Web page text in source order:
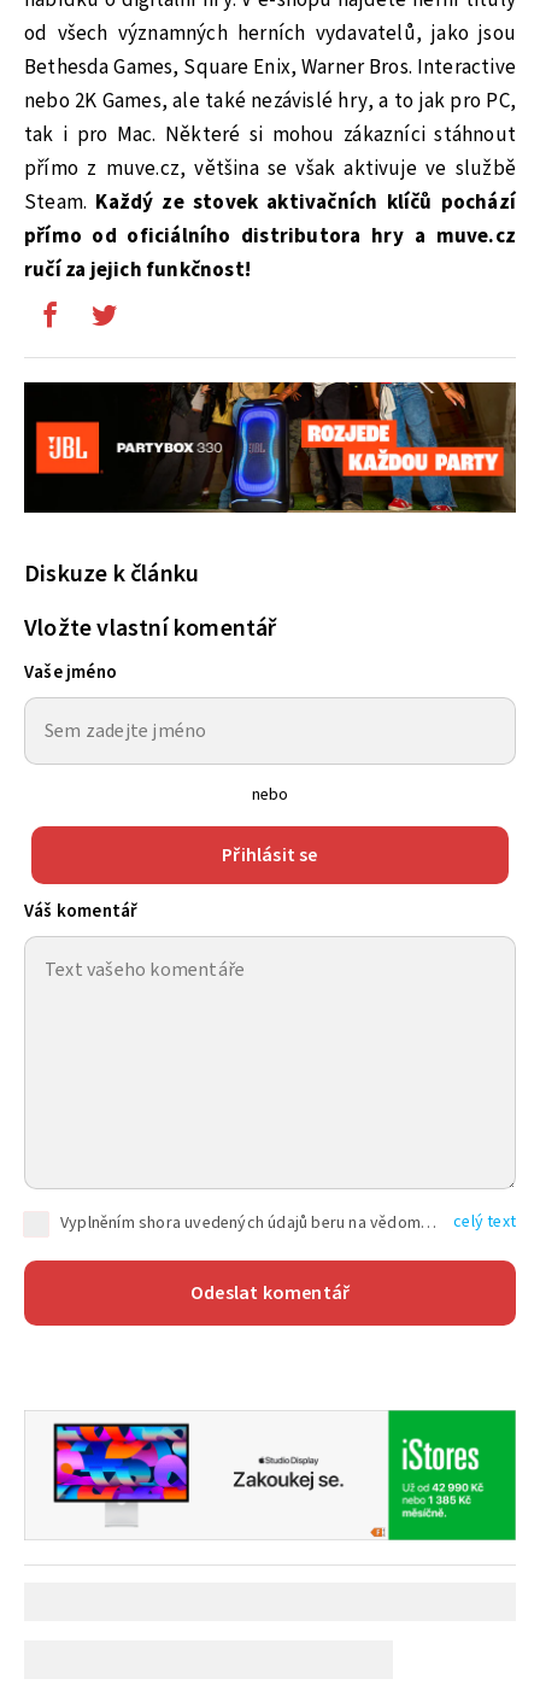
od všech významných herních vydavatelů, jako jsou
Bethesda Games, Square Enix, Warner Bros. Interactive
nebo 2K Games, ale také nezávislé hry, a to jak pro PC,
tak i pro Mac. Některé si mohou zákazníci stáhnout
přímo z muve.cz, většina se však aktivuje ve službě
Steam. Každý ze stovek aktivačních klíčů pochází
přímo od oficiálního distributora hry a muve.cz
ručí za jejich funkčnost!
Diskuze k článku
Vložte vlastní komentář
Vaše jméno
nebo
Přihlásit se
Váš komentář
Vyplněním shora uvedených údajů beru na vědomí, že společnost TEXT FACTORY s.r.o., sídlem Brno, Durďákova 336/29, Černá Pole, PSČ: 613 00, IČ: 06157831, zapsané u Krajského soudu v Brně, oddíl C, vložka 100399, bude zpracovávat mé osobní údaje uvedené v rámci mnou vyplněného registračního formuláře na základě oprávněných zájmů TEXT FACTORY s.r.o. dle čl. 6 odst. 1 písm. f) GDPR a pro splnění právních povinností (čl. 6 odst. 1 písm. c) GDPR), a to pro tyto účely: nezbytnost zajistit oprávnění návštěvníka webových stránek provozovaných společností TEXT FACTORY s.r.o. přispívat aktivně ke zveřejněným článkům nebo v rámci diskusních fór a výkon práv TEXT FACTORY s.r.o. jako administrátora těchto diskusních fór. Více informací o zpracování osobních údajů a právech lze nalézt v celý text